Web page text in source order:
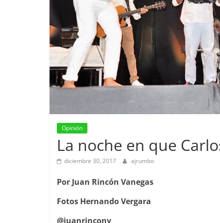
Opinión
La noche en que
diciembre 30, 2017 ajrumbo
Por Juan Rincón Vanegas
Fotos Hernando Vergara
@juanrinconv